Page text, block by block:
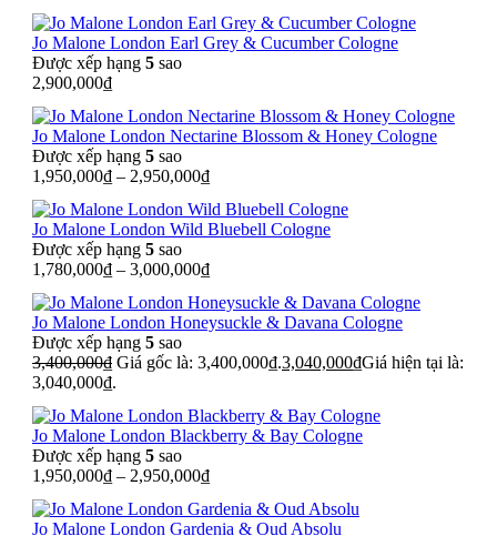
Jo Malone London Earl Grey & Cucumber Cologne
Được xếp hạng 5 sao
2,900,000₫
Jo Malone London Nectarine Blossom & Honey Cologne
Được xếp hạng 5 sao
1,950,000₫ – 2,950,000₫
Jo Malone London Wild Bluebell Cologne
Được xếp hạng 5 sao
1,780,000₫ – 3,000,000₫
Jo Malone London Honeysuckle & Davana Cologne
Được xếp hạng 5 sao
3,400,000₫ Giá gốc là: 3,400,000₫.3,040,000₫Giá hiện tại là:
3,040,000₫.
Jo Malone London Blackberry & Bay Cologne
Được xếp hạng 5 sao
1,950,000₫ – 2,950,000₫
Jo Malone London Gardenia & Oud Absolu